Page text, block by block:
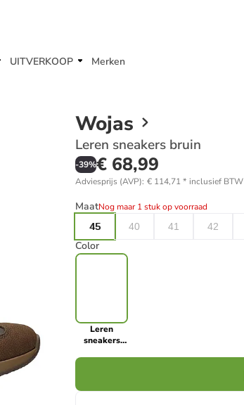
UITVERKOOP Merken
Wojas
Leren sneakers bruin
-39%€ 68,99
Adviesprijs (AVP): € 114,71* inclusief BTW
MaatNog maar 1 stuk op voorraad
45
40 41 42
Color
Leren
sneakers